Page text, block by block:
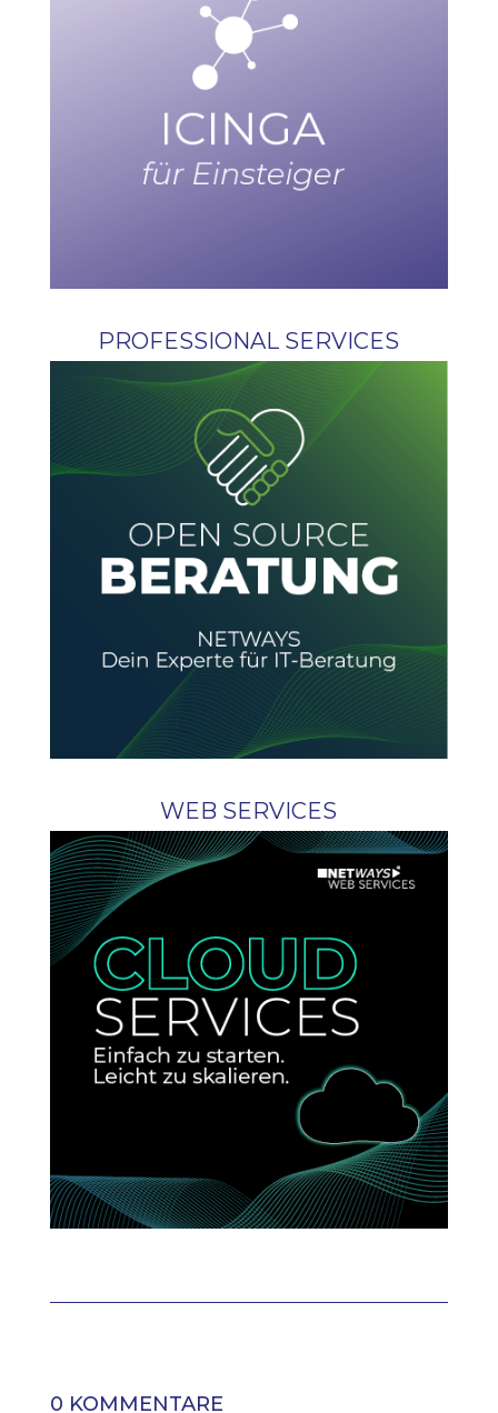
PROFESSIONAL SERVICES
WEB SERVICES
0 KOMMENTARE